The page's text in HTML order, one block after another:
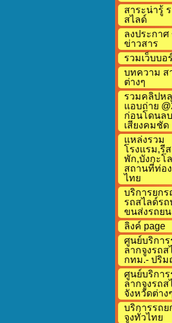
สาระน่ารู้
สไลด์
ลงประกา
ข่าวสาร
รวมเว็บบอ
บทความ ส
ต่างๆ
รวมคลิปห
แอบถ่าย
ก่อนโดนล
เสียงคมชัด
แหล่งรวม
โรงแรม,รี
พัก,บังกะโ
สถานที่ท่อง
ไทย
บริการยกร
รถสไลด์ร
ขนส่งรถยน
ลิงค์ page
ศูนย์บริการ
ลากจูงรถส
กทม.- ปริ
ศูนย์บริการ
ลากจูงรถส
จังหวัดต่าง
บริการรถย
จูงทั่วไทย